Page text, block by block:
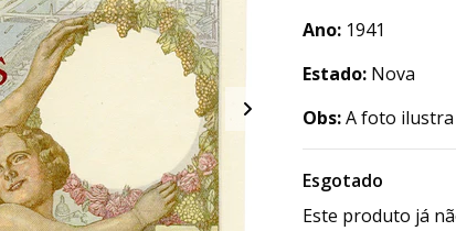
Ano: 1941
Estado: Nova
Obs:A foto ilustra
Esgotado
Este produto já